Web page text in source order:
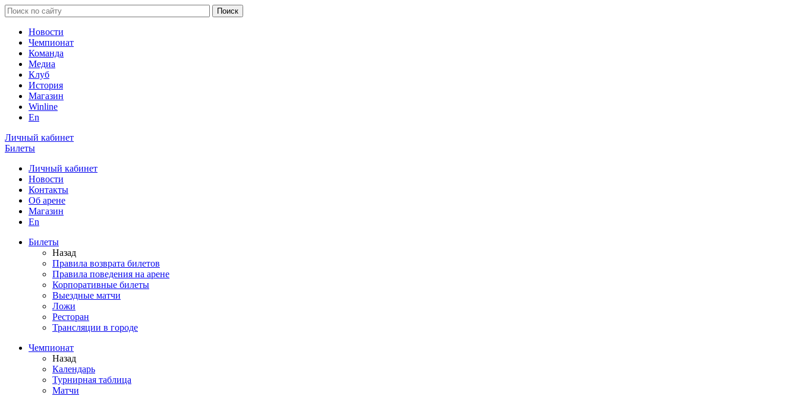
Новости
Чемпионат
Команда
Медиа
Клуб
История
Магазин
Winline
En
Личный кабинет
Билеты
Личный кабинет
Новости
Контакты
Об арене
Магазин
En
Билеты
Назад
Правила возврата билетов
Правила поведения на арене
Корпоративные билеты
Выездные матчи
Ложи
Ресторан
Трансляции в городе
Чемпионат
Назад
Календарь
Турнирная таблица
Матчи